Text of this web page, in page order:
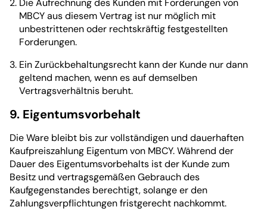
MBCY aus diesem Vertrag ist nur möglich mit
unbestrittenen oder rechtskräftig festgestellten
Forderungen.
Ein Zurückbehaltungsrecht kann der Kunde nur dann
geltend machen, wenn es auf demselben
Vertragsverhältnis beruht.
9. Eigentumsvorbehalt
Die Ware bleibt bis zur vollständigen und dauerhaften
Kaufpreiszahlung Eigentum von MBCY. Während der
Dauer des Eigentumsvorbehalts ist der Kunde zum
Besitz und vertragsgemäßen Gebrauch des
Kaufgegenstandes berechtigt, solange er den
Zahlungsverpflichtungen fristgerecht nachkommt.